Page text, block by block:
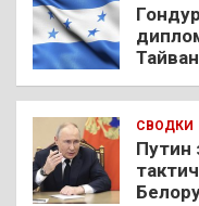
СВОДКИ
Путин